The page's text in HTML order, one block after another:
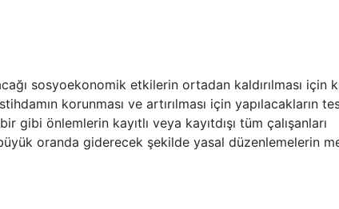
sosyoekonomik etkilerin ortadan kaldırılması için
korunması ve artırılması için yapılacakların
önlemlerin kayıtlı veya kayıtdışı tüm çalışanları
oranda giderecek şekilde yasal düzenlemelerin